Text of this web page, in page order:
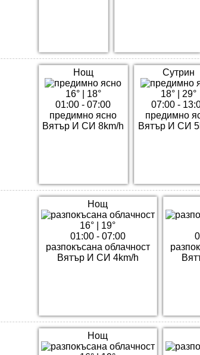
Нощ
16°| 18°
01:00 - 07:00
предимно ясно
Вятър И СИ 8km/h
Сутрин
18°
29°
07:00 -
предимно
Вятър И СИ
Нощ
16°
19°
01:00 - 07:00
разпокъсана облачност
Вятър И СИ 4km/h
Нощ